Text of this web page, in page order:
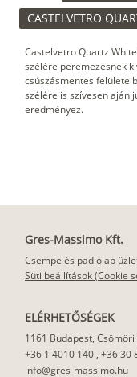
CASTELVETRO
Castelvetro Quartz
szélére peremezésnek
csúszásmentes felülete
szélére is szívesen
eredményez.
Gres-Massimo Kft.
Csempe és padlólap
Süti beállítások (Cookie
ELÉRHETŐSÉGEK
1161 Budapest, Csömöri
+36 1 4010 140 , +36 30
info@gres-massimo.hu